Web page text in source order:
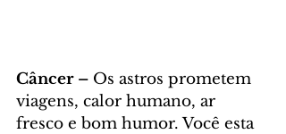
Câncer – Os astros prometem
viagens, calor humano, ar
fresco e bom humor. Você esta